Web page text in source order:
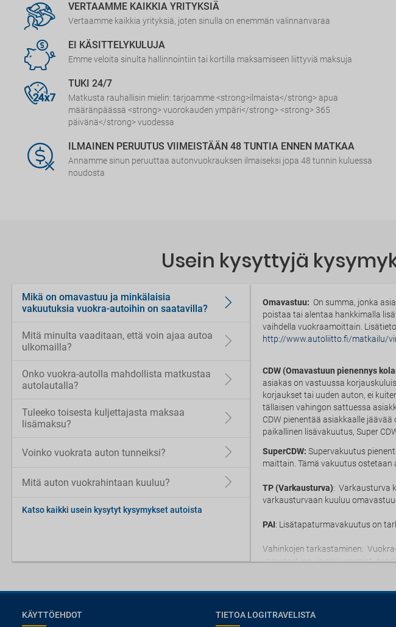
VERTAAMME KAIKKIA YRITYKSIÄ
Vertaamme kaikkia yrityksiä, joten sinulla on enemmän valinnanvaraa
EI KÄSITTELYKULUJA
Emme veloita sinulta hallinnointiin tai kortilla maksamiseen liittyviä maksuja
TUKI 24/7
Matkusta rauhallisin mielin: tarjoamme <strong>ilmaista</strong> apua
määränpäässä <strong> vuorokauden ympäri</strong> <strong> 365
päivänä</strong> vuodessa
ILMAINEN PERUUTUS VIIMEISTÄÄN 48 TUNTIA ENNEN MATKAA
Annamme sinun peruuttaa autonvuokrauksen ilmaiseksi jopa 48 tunnin kuluessa
noudosta
Usein kysyttyjä
Mikä on omavastuu ja minkälaisia
vakuutuksia vuokra-autoihin on saatavilla?
Mitä minulta vaaditaan, että voin ajaa autoa
ulkomailla?
Onko vuokra-autolla mahdollista matkustaa
autolautalla?
Tuleeko toisesta kuljettajasta maksaa
lisämaksu?
Voinko vuokrata auton tunneiksi?
Mitä auton vuokrahintaan kuuluu?
Katso kaikki usein kysytyt kysymykset autoista
Omavastuu: On summa, jonka
poistaa tai alentaa hankkimalla
vaihdella vuokraamoittain.
http://www.autoliitto.fi/matkailu/
CDW (Omavastuun pienennys
asiakas on vastuussa
korjaukset tai uuden auton, ei
tällaisen vahingon sattuessa
CDW pienentää asiakkaalle
paikallinen lisävakuutus, Super
SuperCDW: Supervakuutus
maittain. Tämä vakuutus ostetaan
TP (Varkausturva): Varkausturva
varkausturvaan kuuluu
PAI: Lisätapaturmavakuutus on
Vahinkojen tarkastaminen:
varusteet jne., ja näin
KÄYTTÖEHDOT TIETOA LOGITRAVELISTA